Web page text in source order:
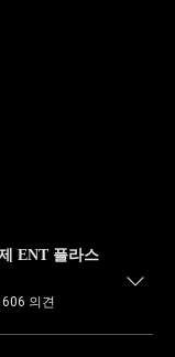
ENT 플라스
의견